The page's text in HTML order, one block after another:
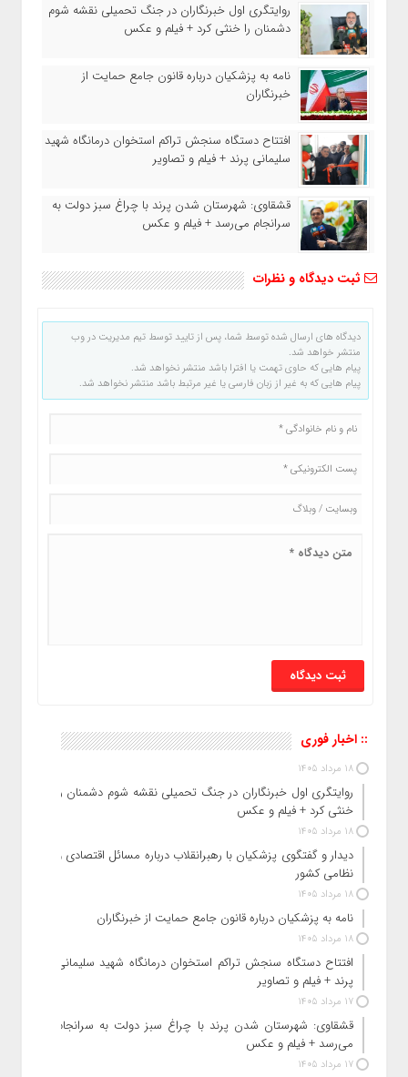
روایتگری اول خبرنگاران در جنگ تحمیلی نقشه شوم
دشمنان را خنثی کرد + فیلم و عکس
نامه به پزشکیان درباره قانون جامع حمایت از
خبرنگاران
افتتاح دستگاه سنجش تراکم استخوان درمانگاه شهید
سلیمانی پرند + فیلم و تصاویر
قشقاوی: شهرستان شدن پرند با چراغ سبز دولت به
سرانجام می‌رسد + فیلم و عکس
ثبت دیدگاه و نظرات
دیدگاه های ارسال شده توسط شما، پس از تایید توسط تیم مدیریت در وب
منتشر خواهد شد.
پیام هایی که حاوی تهمت یا افترا باشد منتشر نخواهد شد.
پیام هایی که به غیر از زبان فارسی یا غیر مرتبط باشد منتشر نخواهد شد.
:: اخبار فوری
18 مرداد 1405
روایتگری اول خبرنگاران در جنگ تحمیلی نقشه شوم دشمنان را
خنثی کرد + فیلم و عکس
18 مرداد 1405
دیدار و گفتگوی پزشکیان با رهبرانقلاب درباره مسائل اقتصادی و
نظامی کشور
18 مرداد 1405
نامه به پزشکیان درباره قانون جامع حمایت از خبرنگاران
18 مرداد 1405
افتتاح دستگاه سنجش تراکم استخوان درمانگاه شهید سلیمانی
پرند + فیلم و تصاویر
17 مرداد 1405
قشقاوی: شهرستان شدن پرند با چراغ سبز دولت به سرانجام
می‌رسد + فیلم و عکس
17 مرداد 1405